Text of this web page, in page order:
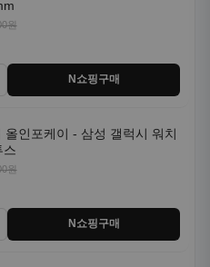
원
N쇼핑구매
올인포케이 - 삼성 갤럭시 워치
스
원
N쇼핑구매